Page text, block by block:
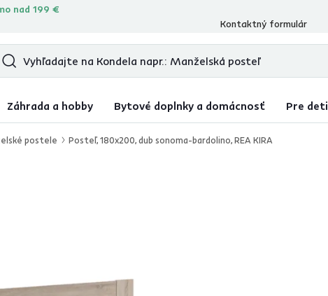
nad 199 €
overených produktových recenzií
Kontaktný formulár
Záhrada a hobby Bytové doplnky a domácnosť Pre deti
postele Posteľ, 180x200, dub sonoma-bardolino, REA KIRA